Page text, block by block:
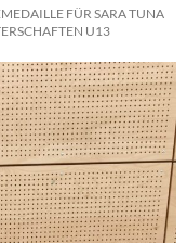
FÜR SARA TUNA
U13